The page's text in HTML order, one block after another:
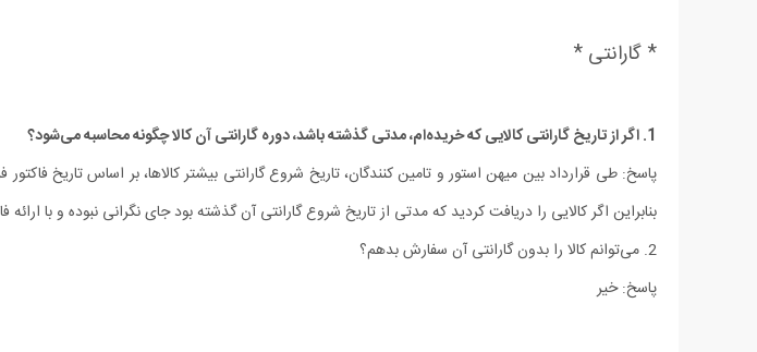
* گارانتی *
1. اگر از تاریخ گارانتی کالایی که خریده‌‏ام، مدتی گذشته باشد، دوره گارانتی آن کالا چگونه محاسبه می‌شود؟
پاسخ: طی قرارداد بین میهن استور و تامین کنندگان، تاریخ شروع گارانتی بیشتر کالاها، بر اساس تاریخ
بنابراین اگر کالایی را دریافت کردید که مدتی از تاریخ شروع گارانتی آن گذشته بود جای نگرانی نبوده و با
2. می‏‌توانم کالا را بدون گارانتی آن سفارش بدهم؟
پاسخ: خیر